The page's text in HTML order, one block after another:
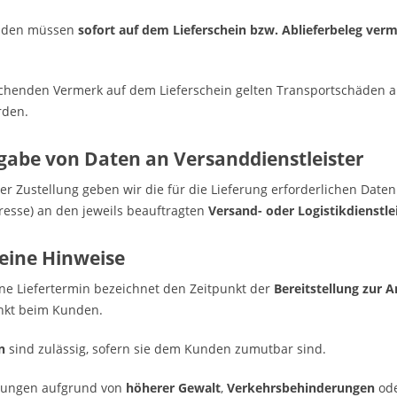
müssen sofort auf dem Lieferschein bzw. Ablieferbeleg
Vermerk auf dem Lieferschein gelten Transportschäden
von Daten an Versanddienstleister
Zustellung geben wir die für die Lieferung erforderlichen
an den jeweils beauftragten Versand- oder
Hinweise
Liefertermin bezeichnet den Zeitpunkt der Bereitstellung zur
beim Kunden.
sind zulässig, sofern sie dem Kunden zumutbar sind.
aufgrund von höherer Gewalt, Verkehrsbehinderungen